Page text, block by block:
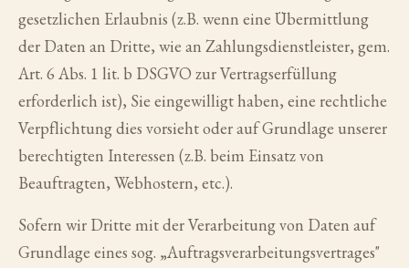
gesetzlichen Erlaubnis (z.B. wenn eine Übermittlung
der Daten an Dritte, wie an Zahlungsdienstleister, gem.
Art. 6 Abs. 1 lit. b DSGVO zur Vertragserfüllung
erforderlich ist), Sie eingewilligt haben, eine rechtliche
Verpflichtung dies vorsieht oder auf Grundlage unserer
berechtigten Interessen (z.B. beim Einsatz von
Beauftragten, Webhostern, etc.).
Sofern wir Dritte mit der Verarbeitung von Daten auf
Grundlage eines sog. „Auftragsverarbeitungsvertrages"